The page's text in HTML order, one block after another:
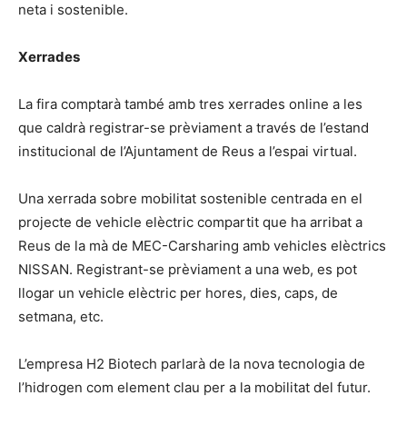
neta i sostenible.
Xerrades
La fira comptarà també amb tres xerrades online a les
que caldrà registrar-se prèviament a través de l’estand
institucional de l’Ajuntament de Reus a l’espai virtual.
Una xerrada sobre mobilitat sostenible centrada en el
projecte de vehicle elèctric compartit que ha arribat a
Reus de la mà de MEC-Carsharing amb vehicles elèctrics
NISSAN. Registrant-se prèviament a una web, es pot
llogar un vehicle elèctric per hores, dies, caps, de
setmana, etc.
L’empresa H2 Biotech parlarà de la nova tecnologia de
l’hidrogen com element clau per a la mobilitat del futur.